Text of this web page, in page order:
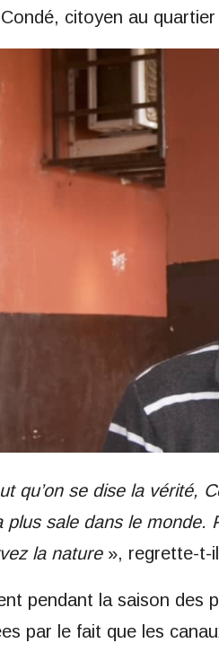
citoyen au
qu’on se dise la vérité,
plus sale dans le monde.
la nature », regrette-t-
pendant la saison des
par le fait que les